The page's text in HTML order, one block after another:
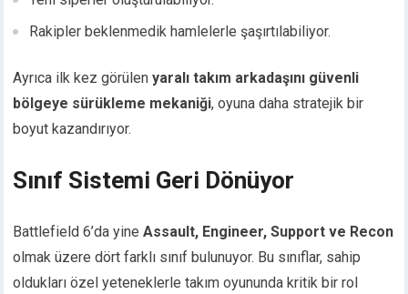
Rakipler beklenmedik hamlelerle şaşırtılabiliyor.
Ayrıca ilk kez görülenyaralı takım arkadaşını güvenli
bölgeye sürükleme mekaniği, oyuna daha stratejik bir
boyut kazandırıyor.
Sınıf Sistemi Geri Dönüyor
Battlefield 6’da yineAssault, Engineer, Support ve Recon
olmak üzere dört farklı sınıf bulunuyor. Bu sınıflar, sahip
oldukları özel yeteneklerle takım oyununda kritik bir rol